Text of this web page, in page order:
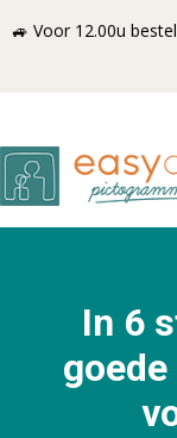
🚙 Voor 12.00u
In 6